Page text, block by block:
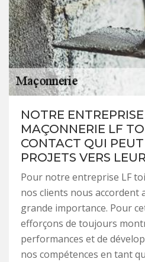
NOTRE
MAÇONNERIE LF
CONTACT QUI
PROJETS VERS
Pour notre entreprise LF
nos clients nous accordent
grande importance. Pour
efforçons de toujours
performances et de
nos compétences en tant